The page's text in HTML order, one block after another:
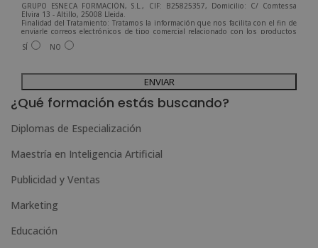
GRUPO ESNECA FORMACIÓN, S.L., CIF: B25825357, Domicilio: C/ Comtessa
Elvira 13 - Altillo, 25008 Lleida.
Finalidad del Tratamiento: Tratamos la información que nos facilita con el fin de
enviarle correos electrónicos de tipo comercial relacionado con los productos
ofrecidos y otros tipo de productos que fueran de su interés.
Legitimación del tratamiento: Consentimiento del interesado.
Para más información consulte nuestra Política de Privacidad.
Desea recibir información comercial (vía telefónica y/o email):
SÍ NO
A
l
e
r
n
i
¿Qué formación estás buscando?
Diplomas de Especialización
Maestría en Inteligencia Artificial
Publicidad y Ventas
Marketing
Educación